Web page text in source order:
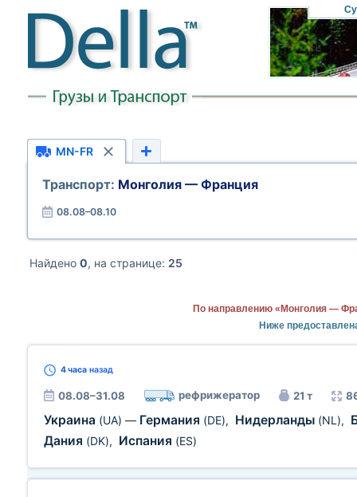
MN-FR
Транспорт: Монголия — Франция
08.08–08.10
Найдено 0, на странице: 25
По направлению «Монголия —
Ниже
4 часа назад
08.08–31.08 рефрижератор 21 т
Украина (UA) — Германия (DE), Нидерланды (NL),
Дания (DK), Испания (ES)